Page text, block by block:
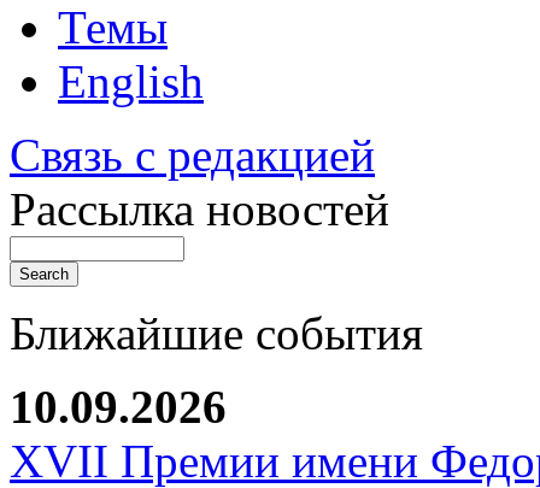
Темы
English
Связь с редакцией
Рассылка новостей
Ближайшие события
10.09.2026
XVII Премии имени